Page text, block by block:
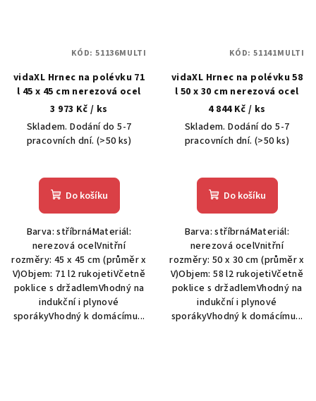
vidaXL Hrnec na polévku 71
l 45 x 45 cm nerezová ocel
3 973 Kč / ks
Skladem. Dodání do 5-7
pracovních dní.(>50 ks)
Do košíku
Barva: stříbrnáMateriál:
nerezová ocelVnitřní
rozměry: 45 x 45 cm (průměr x
V)Objem: 71 l2 rukojetiVčetně
poklice s držadlemVhodný na
indukční i plynové
sporákyVhodný k domácímu...
KÓD: 51136MULTI
vidaXL Hrnec na polévku 58
l 50 x 30 cm nerezová ocel
4 844 Kč / ks
Skladem. Dodání do 5-7
pracovních dní.(>50 ks)
Do košíku
Barva: stříbrnáMateriál:
nerezová ocelVnitřní
rozměry: 50 x 30 cm (průměr x
V)Objem: 58 l2 rukojetiVčetně
poklice s držadlemVhodný na
indukční i plynové
sporákyVhodný k domácímu...
KÓD: 51141MULTI